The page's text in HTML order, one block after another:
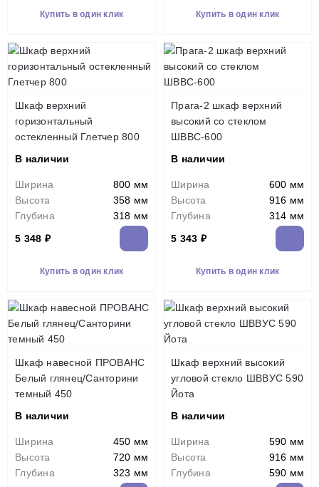
Купить в один клик Купить в один клик
Шкаф верхний
горизонтальный
остекленный Глетчер 800
В наличии
Ширина
800 мм
Высота
358 мм
Глубина
318 мм
5 348 ₽
Купить в один клик
Прага-2 шкаф верхний
высокий со стеклом
ШВВС-600
В наличии
Ширина
600 мм
Высота
916 мм
Глубина
314 мм
5 343 ₽
Купить в один клик
Шкаф навесной ПРОВАНС
Белый глянец/Санторини
темный 450
В наличии
Ширина
450 мм
Высота
720 мм
Глубина
323 мм
Шкаф верхний высокий
угловой стекло ШВВУС 590
Йота
В наличии
Ширина
590 мм
Высота
916 мм
Глубина
590 мм